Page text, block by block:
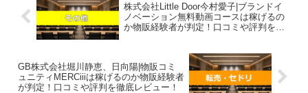
株式会社Little Door今村愛子|ブランドイ
ノベーション無料動画コースは稼げるの
か物販経験者が判定！口コミや評判を徹
GB株式会社堀川静恵、日向陽|物販コミ
ュニティMERCiiiは稼げるのか物販経験者
が判定！口コミや評判を徹底レビュー！